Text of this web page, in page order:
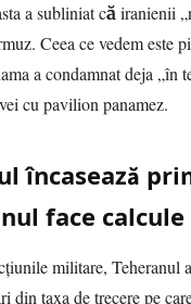
a subliniat că iranienii
Ceea ce vedem este
a condamnat deja „în
cu pavilion panamez.
încasează
face calcule
militare, Teheranul
din taxa de trecere pe